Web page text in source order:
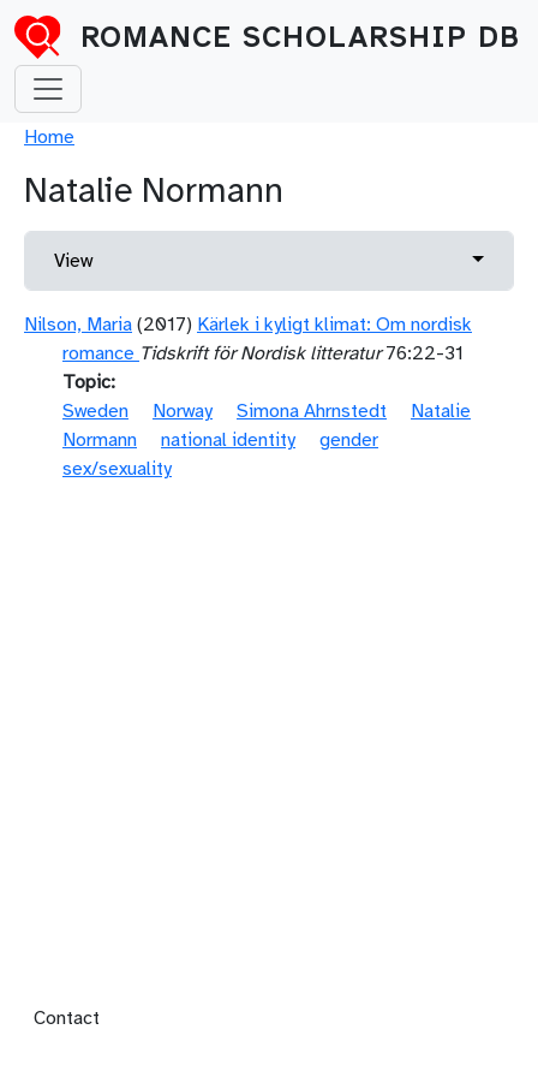
Skip to main content
ROMANCE SCHOLARSHIP DB
Breadcrumb
Home
Natalie Normann
Primary tabs
View Toggle
Nilson, Maria (2017) Kärlek i kyligt klimat: Om nordisk
romance Tidskrift för Nordisk litteratur76:22-31
Topic
Sweden
Norway Simona Ahrnstedt
Natalie
Normann
national identity
gender
sex/sexuality
Footer menu
Contact